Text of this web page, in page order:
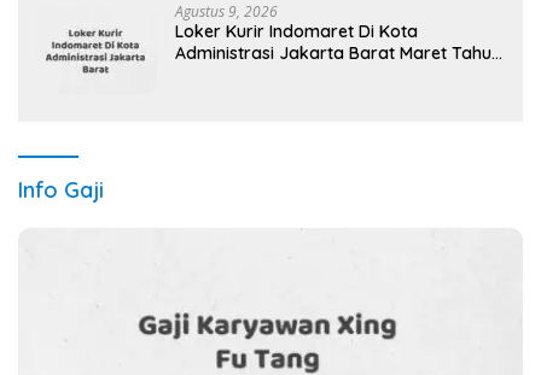
Agustus 9, 2026
Loker Kurir Indomaret Di Kota
Administrasi Jakarta Barat Maret Tahun
Info Gaji